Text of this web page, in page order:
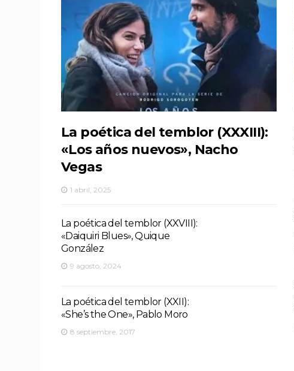
La poética del temblor (XXXIII):
«Los años nuevos», Nacho
Vegas
1 abril, 2025
La poética del temblor (XXVIII):
«Daiquiri Blues», Quique
González
9 agosto, 2024
La poética del temblor (XXII):
«She’s the One», Pablo Moro
8 septiembre, 2017